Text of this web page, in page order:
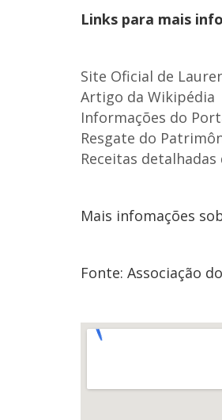
Links para mais
Site Oficial de
Artigo da Wikipédia
Informações do
Resgate do
Receitas
Mais infomações
Fonte: Associação